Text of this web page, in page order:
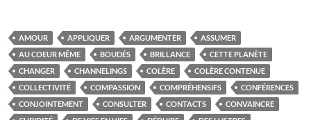
AMOUR APPLIQUER ARGUMENTER
ASSUMER
AU COEUR MÊME
BOUDÉS BRILLANCE
CETTE PLANÈTE
CHANGER
CHANNELINGS COLÈRE
COLÈRE CONTENUE
COLLECTIVITÉ
COMPASSION COMPRÉHENSIFS
CONFÉRENCES
CONJOINTEMENT
CONSULTER CONTACTS
CONVAINCRE